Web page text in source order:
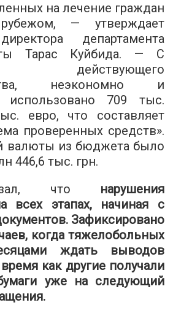
на лечение граждан
— утверждает
департамента
Тарас Куйбида. — С
действующего
неэкономно и
использовано 709 тыс.
евро, что составляет
проверенных средств».
валюты из бюджета было
446,6 тыс. грн.
что нарушения
всех этапах, начиная с
Зафиксировано
когда тяжелобольных
ждать выводов
как другие получали
уже на следующий